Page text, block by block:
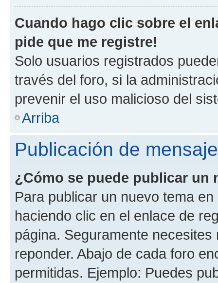
Cuando hago clic sobre el
pide que me registre!
Solo usuarios registrados
través del foro, si la
prevenir el uso malicioso del
Arriba
Publicación de
¿Cómo se puede publicar un
Para publicar un nuevo tema
haciendo clic en el enlace de
página. Seguramente
reponder. Abajo de cada foro
permitidas. Ejemplo: Puedes